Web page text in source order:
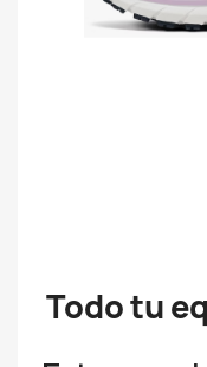
Todo tu